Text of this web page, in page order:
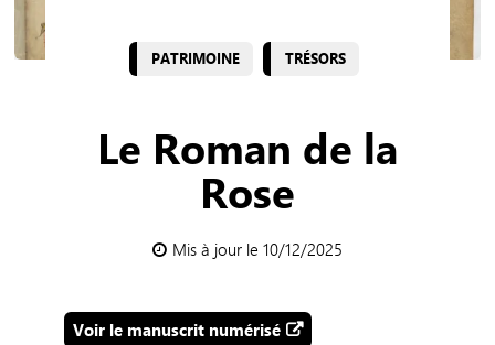
PATRIMOINE TRÉSORS
Le Roman de la
Rose
Mis à jour le 10/12/2025
Voir le manuscrit numérisé